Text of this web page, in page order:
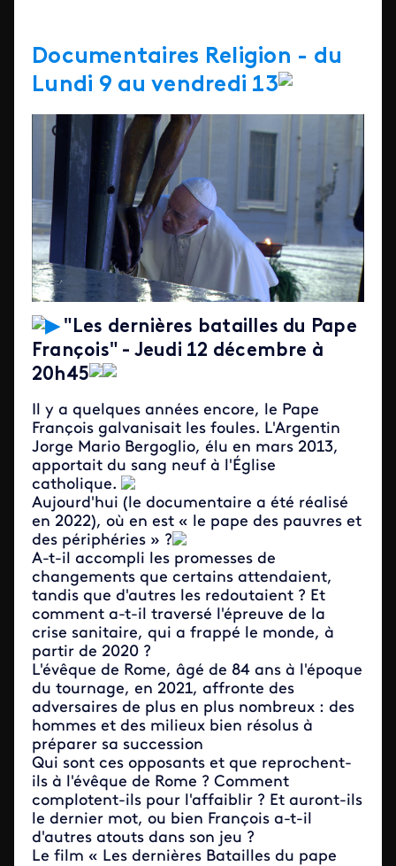
Documentaires Religion - du
Lundi 9 au vendredi 13
▶"Les dernières batailles du Pape
François" - Jeudi 12 décembre à
20h45
Il y a quelques années encore, le Pape
François galvanisait les foules. L'Argentin
Jorge Mario Bergoglio, élu en mars 2013,
apportait du sang neuf à l'Église
catholique.
Aujourd'hui (le documentaire a été réalisé
en 2022), où en est « le pape des pauvres et
des périphéries » ?
A-t-il accompli les promesses de
changements que certains attendaient,
tandis que d'autres les redoutaient ? Et
comment a-t-il traversé l'épreuve de la
crise sanitaire, qui a frappé le monde, à
partir de 2020 ?
L'évêque de Rome, âgé de 84 ans à l'époque
du tournage, en 2021, affronte des
adversaires de plus en plus nombreux : des
hommes et des milieux bien résolus à
préparer sa succession
Qui sont ces opposants et que reprochent-
ils à l'évêque de Rome ? Comment
complotent-ils pour l'affaiblir ? Et auront-ils
le dernier mot, ou bien François a-t-il
d'autres atouts dans son jeu ?
Le film « Les dernières Batailles du pape